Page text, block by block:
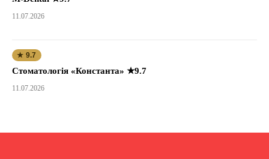
11.07.2026
★ 9.7
Стоматологія «Константа» ★9.7
11.07.2026